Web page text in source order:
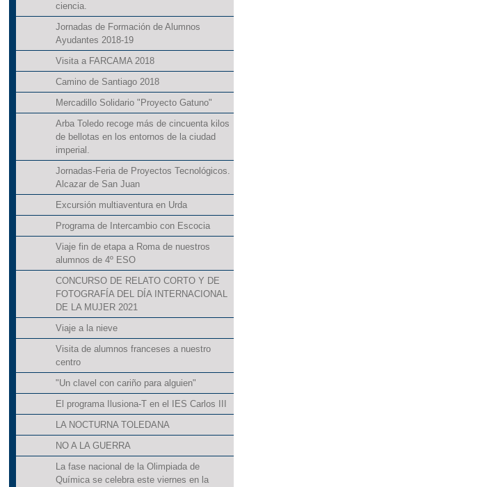
ciencia.
Jornadas de Formación de Alumnos
Ayudantes 2018-19
Visita a FARCAMA 2018
Camino de Santiago 2018
Mercadillo Solidario "Proyecto Gatuno"
Arba Toledo recoge más de cincuenta kilos
de bellotas en los entornos de la ciudad
imperial.
Jornadas-Feria de Proyectos Tecnológicos.
Alcazar de San Juan
Excursión multiaventura en Urda
Programa de Intercambio con Escocia
Viaje fin de etapa a Roma de nuestros
alumnos de 4º ESO
CONCURSO DE RELATO CORTO Y DE
FOTOGRAFÍA DEL DÍA INTERNACIONAL
DE LA MUJER 2021
Viaje a la nieve
Visita de alumnos franceses a nuestro
centro
"Un clavel con cariño para alguien"
El programa Ilusiona-T en el IES Carlos III
LA NOCTURNA TOLEDANA
NO A LA GUERRA
La fase nacional de la Olimpiada de
Química se celebra este viernes en la